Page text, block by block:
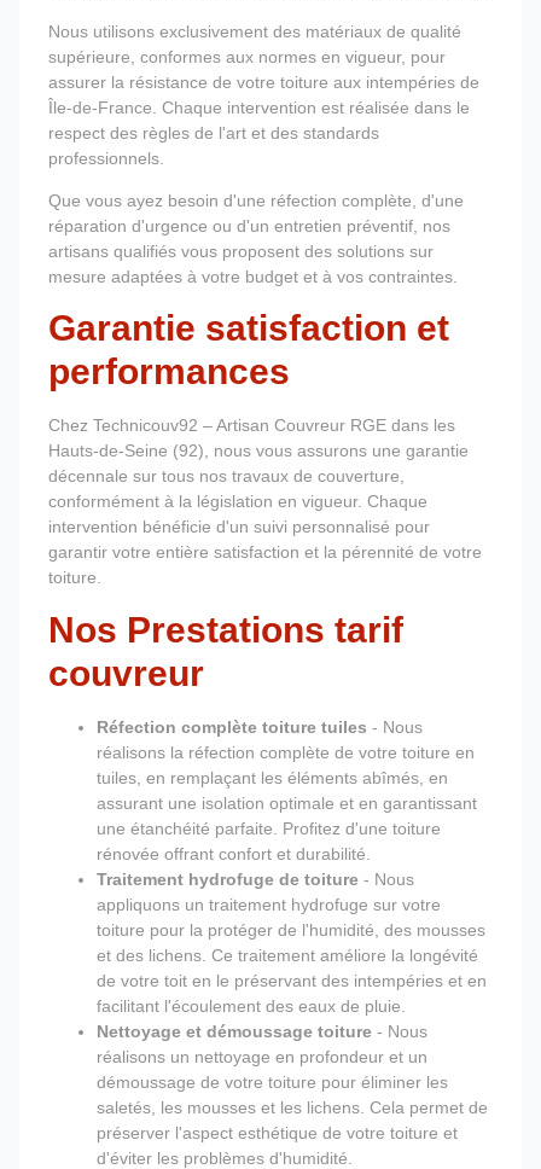
Nous utilisons exclusivement des matériaux de qualité
supérieure, conformes aux normes en vigueur, pour
assurer la résistance de votre toiture aux intempéries de
Île-de-France. Chaque intervention est réalisée dans le
respect des règles de l'art et des standards
professionnels.
Que vous ayez besoin d'une réfection complète, d'une
réparation d'urgence ou d'un entretien préventif, nos
artisans qualifiés vous proposent des solutions sur
mesure adaptées à votre budget et à vos contraintes.
Garantie satisfaction et
performances
Chez Technicouv92 – Artisan Couvreur RGE dans les
Hauts-de-Seine (92), nous vous assurons une garantie
décennale sur tous nos travaux de couverture,
conformément à la législation en vigueur. Chaque
intervention bénéficie d'un suivi personnalisé pour
garantir votre entière satisfaction et la pérennité de votre
toiture.
Nos Prestations tarif
couvreur
Réfection complète toiture tuiles - Nous
réalisons la réfection complète de votre toiture en
tuiles, en remplaçant les éléments abîmés, en
assurant une isolation optimale et en garantissant
une étanchéité parfaite. Profitez d'une toiture
rénovée offrant confort et durabilité.
Traitement hydrofuge de toiture - Nous
appliquons un traitement hydrofuge sur votre
toiture pour la protéger de l'humidité, des mousses
et des lichens. Ce traitement améliore la longévité
de votre toit en le préservant des intempéries et en
facilitant l'écoulement des eaux de pluie.
Nettoyage et démoussage toiture - Nous
réalisons un nettoyage en profondeur et un
démoussage de votre toiture pour éliminer les
saletés, les mousses et les lichens. Cela permet de
préserver l'aspect esthétique de votre toiture et
d'éviter les problèmes d'humidité.